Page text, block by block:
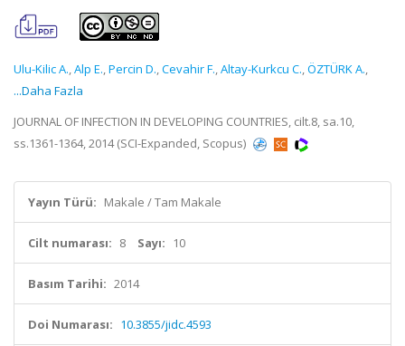
Ulu-Kilic A.,Alp E.,Percin D.,Cevahir F.,Altay-Kurkcu C.,ÖZTÜRK A.,
...Daha Fazla
JOURNAL OF INFECTION IN DEVELOPING COUNTRIES, cilt.8, sa.10,
ss.1361-1364, 2014 (SCI-Expanded, Scopus)
Yayın Türü: Makale / Tam Makale
Cilt numarası: 8 Sayı: 10
Basım Tarihi: 2014
Doi Numarası: 10.3855/jidc.4593